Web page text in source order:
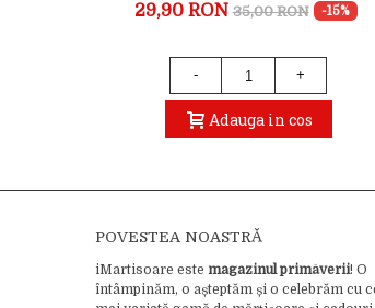
29,90 RON 35,00 RON -15%
- +
Adauga in cos
POVESTEA NOASTRĂ
iMartisoare este magazinul primăverii! O
întâmpinăm, o așteptăm și o celebrăm cu